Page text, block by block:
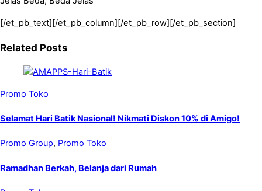
[/et_pb_text][/et_pb_column][/et_pb_row][/et_pb_section]
Related Posts
Promo Toko
Selamat Hari Batik Nasional! Nikmati Diskon 10% di Amigo!
Promo Group, Promo Toko
Ramadhan Berkah, Belanja dari Rumah